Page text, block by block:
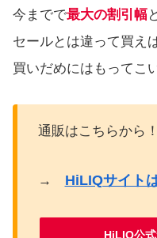
今までで最大の割引幅
セールとは違って買え
買いだめにはもってこ
通販はこちらから！
→ HiLIQサイト
HiLIQ公